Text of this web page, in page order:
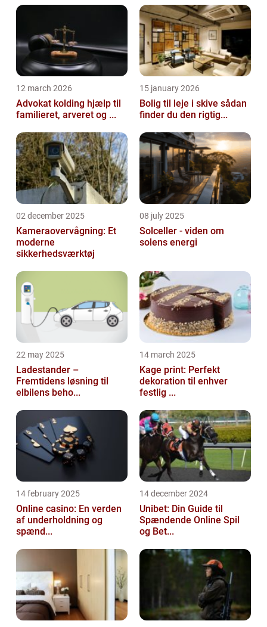
ogs&...
12 march 2026
Advokat kolding hjælp til
familieret, arveret og ...
15 january 2026
Bolig til leje i skive sådan
finder du den rigtig...
02 december 2025
Kameraovervågning: Et
moderne
sikkerhedsværktøj
08 july 2025
Solceller - viden om
solens energi
22 may 2025
Ladestander –
Fremtidens løsning til
elbilens beho...
14 march 2025
Kage print: Perfekt
dekoration til enhver
festlig ...
14 february 2025
Online casino: En verden
af underholdning og
spænd...
14 december 2024
Unibet: Din Guide til
Spændende Online Spil
og Bet...